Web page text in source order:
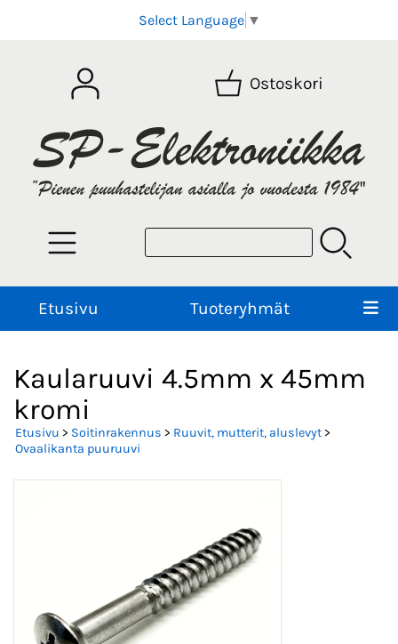
Select Language ▼
Ostoskori
Etusivu Tuoteryhmät
Kaularuuvi 4.5mm x 45mm
kromi
Etusivu > Soitinrakennus > Ruuvit, mutterit, aluslevyt>
Ovaalikanta puuruuvi